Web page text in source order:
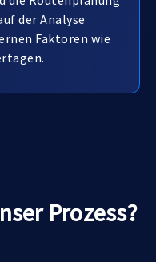
der Analyse
Faktoren wie
Prozess?